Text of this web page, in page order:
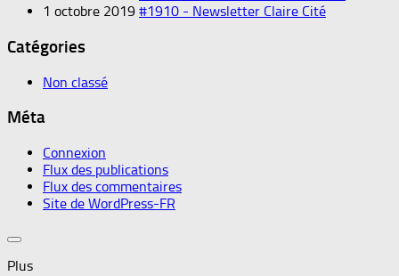
1 octobre 2019 #1910 - Newsletter Claire Cité
Catégories
Non classé
Méta
Connexion
Flux des publications
Flux des commentaires
Site de WordPress-FR
Plus